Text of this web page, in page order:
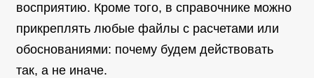
восприятию. Кроме того, в справочнике можно
прикреплять любые файлы с расчетами или
обоснованиями: почему будем действовать
так, а не иначе.